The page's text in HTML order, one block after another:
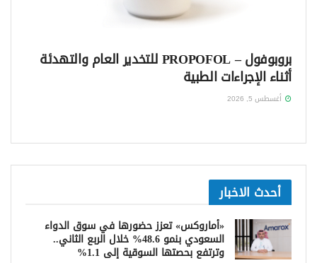
بروبوفول – PROPOFOL للتخدير العام والتهدئة
أثناء الإجراءات الطبية
أغسطس 5, 2026
أحدث الاخبار
«أماروكس» تعزز حضورها في سوق الدواء
السعودي بنمو 48.6% خلال الربع الثاني..
وترتفع بحصتها السوقية إلى 1.1%